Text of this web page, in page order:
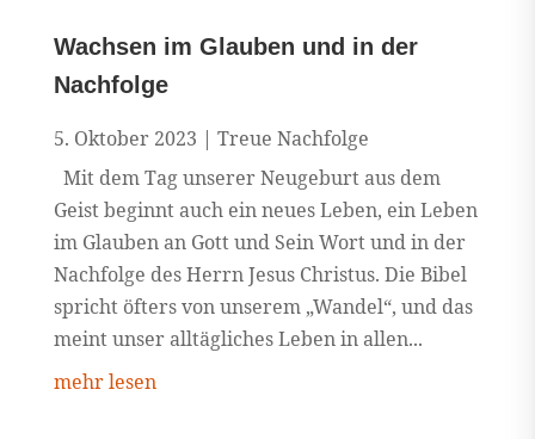
Wachsen im Glauben und in der
Nachfolge
5. Oktober 2023 | Treue Nachfolge
Mit dem Tag unserer Neugeburt aus dem
Geist beginnt auch ein neues Leben, ein Leben
im Glauben an Gott und Sein Wort und in der
Nachfolge des Herrn Jesus Christus. Die Bibel
spricht öfters von unserem „Wandel“, und das
meint unser alltägliches Leben in allen...
mehr lesen